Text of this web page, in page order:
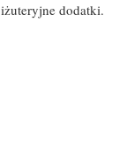
dodatki.